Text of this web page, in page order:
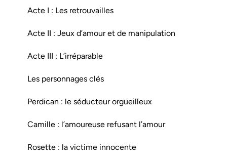
Acte I : Les retrouvailles
Acte II : Jeux d’amour et de manipulation
Acte III : L’irréparable
Les personnages clés
Perdican : le séducteur orgueilleux
Camille : l’amoureuse refusant l’amour
Rosette : la victime innocente